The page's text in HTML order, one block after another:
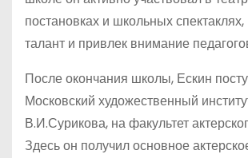
постановках и школьных спектаклях,
талант и привлек внимание
После окончания школы, Ескин
Московский художественный
В.И.Сурикова, на факультет
Здесь он получил основное